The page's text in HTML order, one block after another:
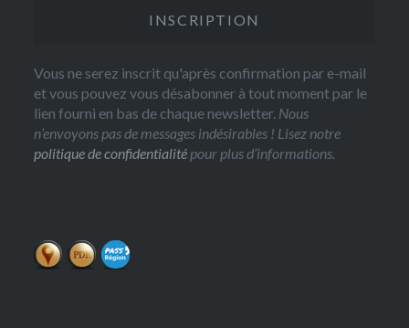
Vous ne serez inscrit qu'après confirmation par e-mail
et vous pouvez vous désabonner à tout moment par le
lien fourni en bas de chaque newsletter. Nous
n’envoyons pas de messages indésirables ! Lisez notre
politique de confidentialité pour plus d’informations.